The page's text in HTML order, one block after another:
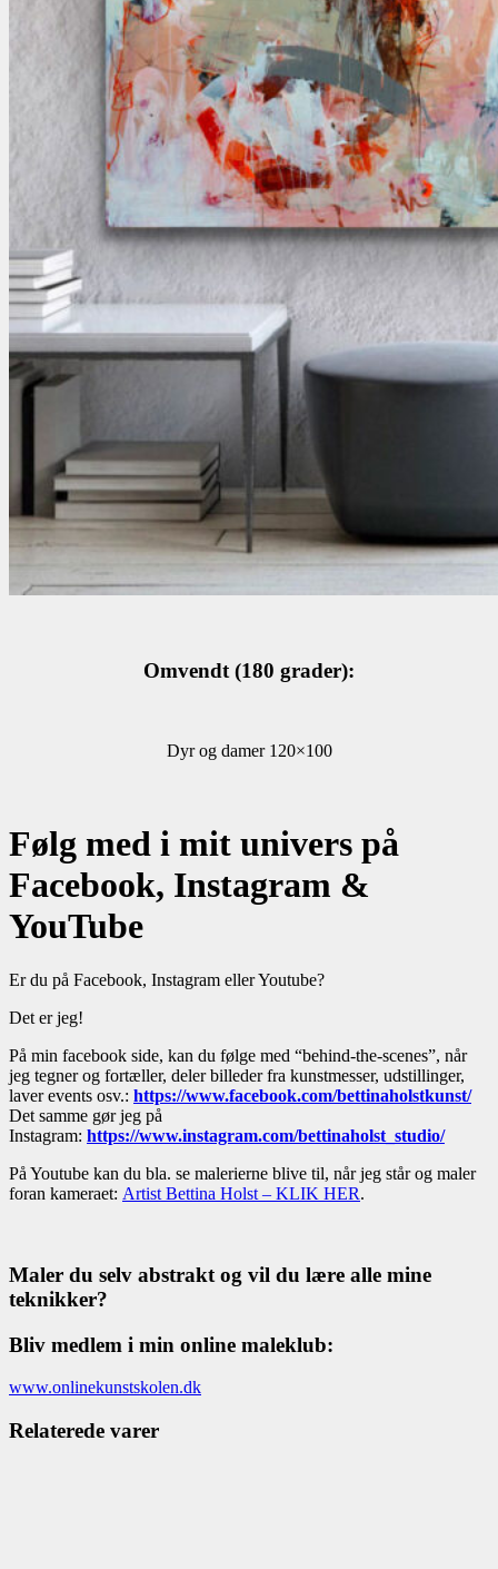
Omvendt (180 grader):
Dyr og damer 120×100
Følg med i mit univers på
Facebook, Instagram &
YouTube
Er du på Facebook, Instagram eller Youtube?
Det er jeg!
På min facebook side, kan du følge med “behind-the-scenes”, når
jeg tegner og fortæller, deler billeder fra kunstmesser, udstillinger,
laver events osv.: https://www.facebook.com/bettinaholstkunst/
Det samme gør jeg på
Instagram: https://www.instagram.com/bettinaholst_studio/
På Youtube kan du bla. se malerierne blive til, når jeg står og maler
foran kameraet: Artist Bettina Holst – KLIK HER.
Maler du selv abstrakt og vil du lære alle mine
teknikker?
Bliv medlem i min online maleklub:
www.onlinekunstskolen.dk
Relaterede varer